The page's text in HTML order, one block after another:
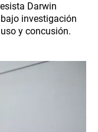
Darwin
investigación
y concusión.